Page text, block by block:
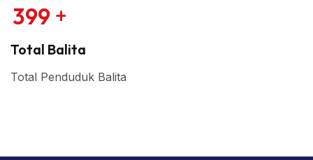
399 +
Total Balita
Total Penduduk Balita